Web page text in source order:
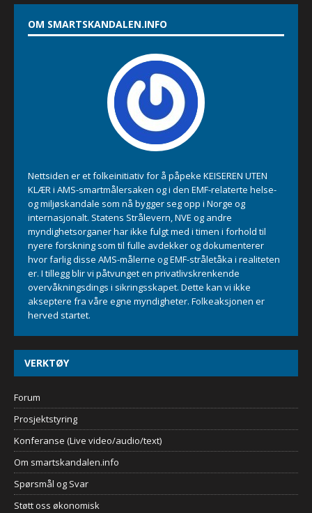
OM SMARTSKANDALEN.INFO
Nettsiden er et folkeinitiativ for å påpeke KEISEREN UTEN
KLÆR i AMS-smartmålersaken og i den EMF-relaterte helse-
og miljøskandale som nå bygger seg opp i Norge og
internasjonalt. Statens Strålevern, NVE og andre
myndighetsorganer har ikke fulgt med i timen i forhold til
nyere forskning som til fulle avdekker og dokumenterer
hvor farlig disse AMS-målerne og EMF-stråletåka i realiteten
er. I tillegg blir vi påtvunget en privatlivskrenkende
overvåkningsdings i sikringsskapet. Dette kan vi ikke
akseptere fra våre egne myndigheter. Folkeaksjonen er
herved startet.
VERKTØY
Forum
Prosjektstyring
Konferanse (Live video/audio/text)
Om smartskandalen.info
Spørsmål og Svar
Støtt oss økonomisk